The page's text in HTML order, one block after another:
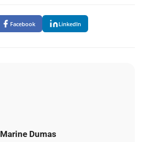
Facebook LinkedIn
Marine Dumas